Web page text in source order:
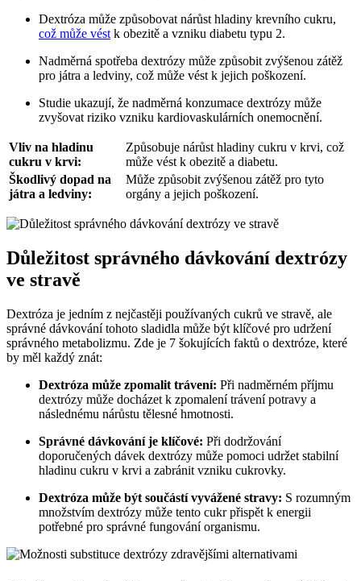
Dextróza může způsobovat nárůst hladiny krevního cukru,
což může vést k obezitě a vzniku diabetu typu 2.
Nadměrná spotřeba dextrózy může způsobit zvýšenou zátěž
pro játra a ledviny, což může vést k jejich poškození.
Studie ukazují, že nadměrná konzumace dextrózy může
zvyšovat riziko vzniku kardiovaskulárních onemocnění.
Vliv na hladinu
cukru v krvi:
Způsobuje nárůst hladiny cukru v krvi, což
může vést k obezitě a diabetu.
Škodlivý dopad na
játra a ledviny:
Může způsobit zvýšenou zátěž pro tyto
orgány a jejich poškození.
Důležitost správného dávkování dextrózy
ve stravě
Dextróza je jedním z nejčastěji používaných cukrů ve stravě, ale
správné dávkování tohoto sladidla může být klíčové pro udržení
správného metabolizmu. Zde je 7 šokujících faktů o dextróze, které
by měl každý znát:
Dextróza může zpomalit trávení: Při nadměrném příjmu
dextrózy může docházet k zpomalení trávení potravy a
následnému nárůstu tělesné hmotnosti.
Správné dávkování je klíčové: Při dodržování
doporučených dávek dextrózy může pomoci udržet stabilní
hladinu cukru v krvi a zabránit vzniku cukrovky.
Dextróza může být součástí vyvážené stravy: S rozumným
množstvím dextrózy může tento cukr přispět k energii
potřebné pro správné fungování organismu.